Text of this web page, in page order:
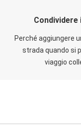
Condividere
Perché aggiungere
strada quando si
viaggio